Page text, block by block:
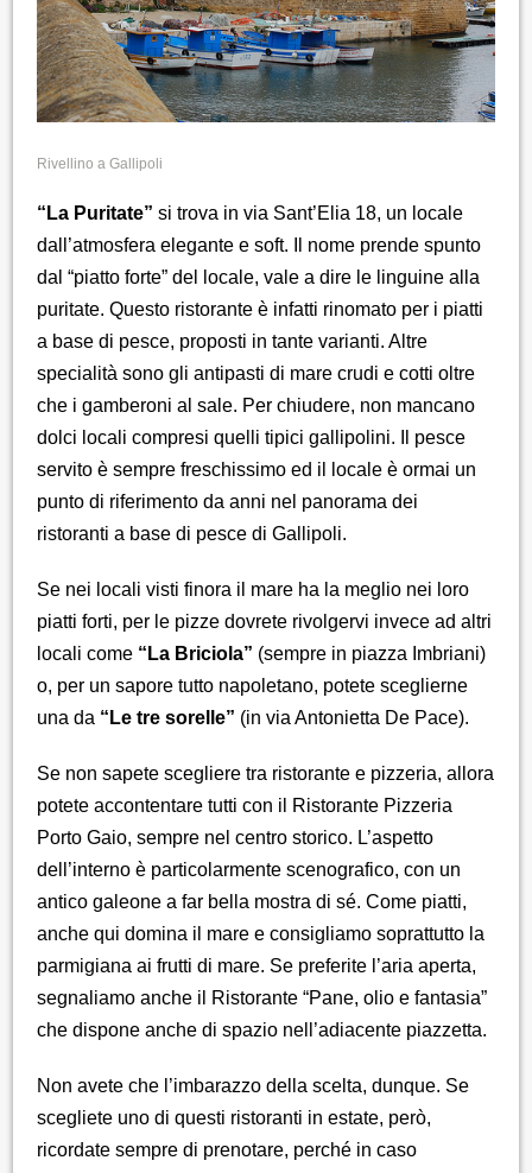
Rivellino a Gallipoli
“La Puritate” si trova in via Sant’Elia 18, un locale
dall’atmosfera elegante e soft. Il nome prende spunto
dal “piatto forte” del locale, vale a dire le linguine alla
puritate. Questo ristorante è infatti rinomato per i piatti
a base di pesce, proposti in tante varianti. Altre
specialità sono gli antipasti di mare crudi e cotti oltre
che i gamberoni al sale. Per chiudere, non mancano
dolci locali compresi quelli tipici gallipolini. Il pesce
servito è sempre freschissimo ed il locale è ormai un
punto di riferimento da anni nel panorama dei
ristoranti a base di pesce di Gallipoli.
Se nei locali visti finora il mare ha la meglio nei loro
piatti forti, per le pizze dovrete rivolgervi invece ad altri
locali come “La Briciola” (sempre in piazza Imbriani)
o, per un sapore tutto napoletano, potete sceglierne
una da “Le tre sorelle” (in via Antonietta De Pace).
Se non sapete scegliere tra ristorante e pizzeria, allora
potete accontentare tutti con il Ristorante Pizzeria
Porto Gaio, sempre nel centro storico. L’aspetto
dell’interno è particolarmente scenografico, con un
antico galeone a far bella mostra di sé. Come piatti,
anche qui domina il mare e consigliamo soprattutto la
parmigiana ai frutti di mare. Se preferite l’aria aperta,
segnaliamo anche il Ristorante “Pane, olio e fantasia”
che dispone anche di spazio nell’adiacente piazzetta.
Non avete che l’imbarazzo della scelta, dunque. Se
scegliete uno di questi ristoranti in estate, però,
ricordate sempre di prenotare, perché in caso